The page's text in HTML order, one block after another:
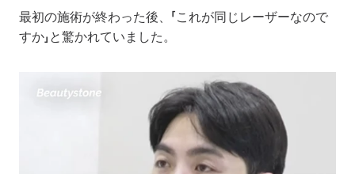
最初の施術が終わった後、「これが同じレーザーなので
すか」と驚かれていました。